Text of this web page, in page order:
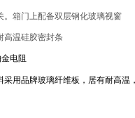
。箱门上配备双层钢化玻璃视窗
高温硅胶密封条
电阻
采用品牌玻璃纤维板，居有耐高温